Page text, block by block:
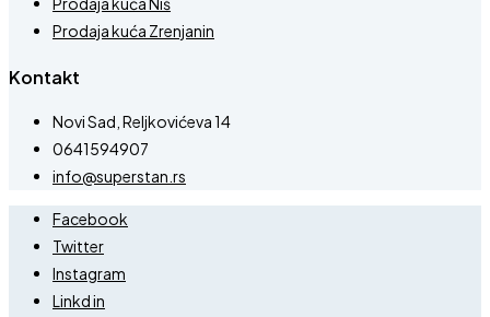
Prodaja kuća Zrenjanin
Kontakt
Novi Sad, Reljkovićeva 14
0641594907
info@superstan.rs
Facebook
Twitter
Instagram
Linkd in